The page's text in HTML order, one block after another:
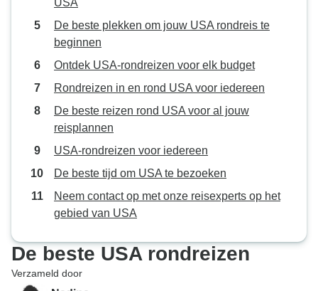
USA
De beste plekken om jouw USA rondreis te
beginnen
Ontdek USA-rondreizen voor elk budget
Rondreizen in en rond USA voor iedereen
De beste reizen rond USA voor al jouw
reisplannen
USA-rondreizen voor iedereen
De beste tijd om USA te bezoeken
Neem contact op met onze reisexperts op het
gebied van USA
De beste USA rondreizen
Verzameld door